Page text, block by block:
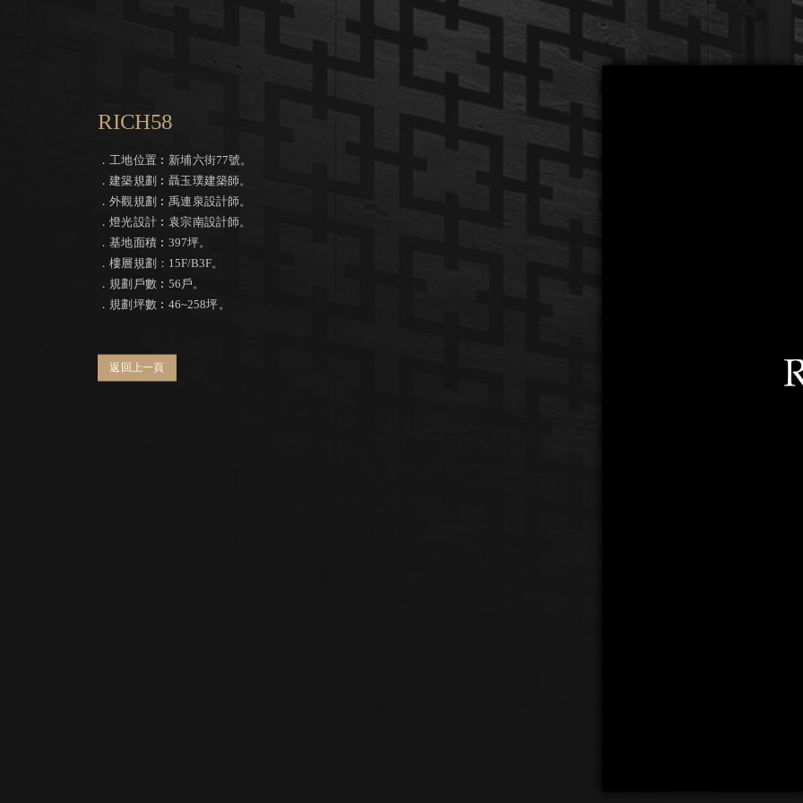
RICH58
．工地位置︰新埔六街77號。
．建築規劃︰聶玉璞建築師。
．外觀規劃︰禹連泉設計師。
．燈光設計︰袁宗南設計師。
．基地面積︰397坪。
．樓層規劃：15F/B3F。
．規劃戶數︰56戶。
．規劃坪數︰46~258坪。
返回上一頁